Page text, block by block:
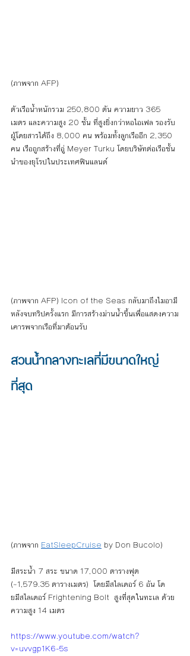
(ภาพจาก AFP)
ตัวเรือน้ำหนักรวม 250,800 ตัน ความยาว 365
เมตร และความสูง 20 ชั้น ที่สูงยิ่งกว่าหอไอเฟล รองรับ
ผู้โดยสารได้ถึง 8,000 คน พร้อมทั้งลูกเรืออีก 2,350
คน เรือถูกสร้างที่อู่ Meyer Turku โดยบริษัทต่อเรือชั้น
นำของยุโรปในประเทศฟินแลนด์
(ภาพจาก AFP) Icon of the Seas กลับมาถึงไมอามี
หลังจบทริปครั้งแรก มีการสร้างม่านน้ำขึ้นเพื่อแสดงความ
เคารพจากเรือที่มาต้อนรับ
สวนน้ำกลางทะเลที่มีขนาดใหญ่
ที่สุด
(ภาพจาก EatSleepCruise by Don Bucolo)
มีสระน้ำ 7 สระ ขนาด 17,000 ตารางฟุต
(~1,579.35 ตารางเมตร)  โดยมีสไลเดอร์ 6 อัน โด
ยมีสไลเดอร์ Frightening Bolt  สูงที่สุดในทะเล ด้วย
ความสูง 14 เมตร
https://www.youtube.com/watch?
v=uvvgp1K6-5s